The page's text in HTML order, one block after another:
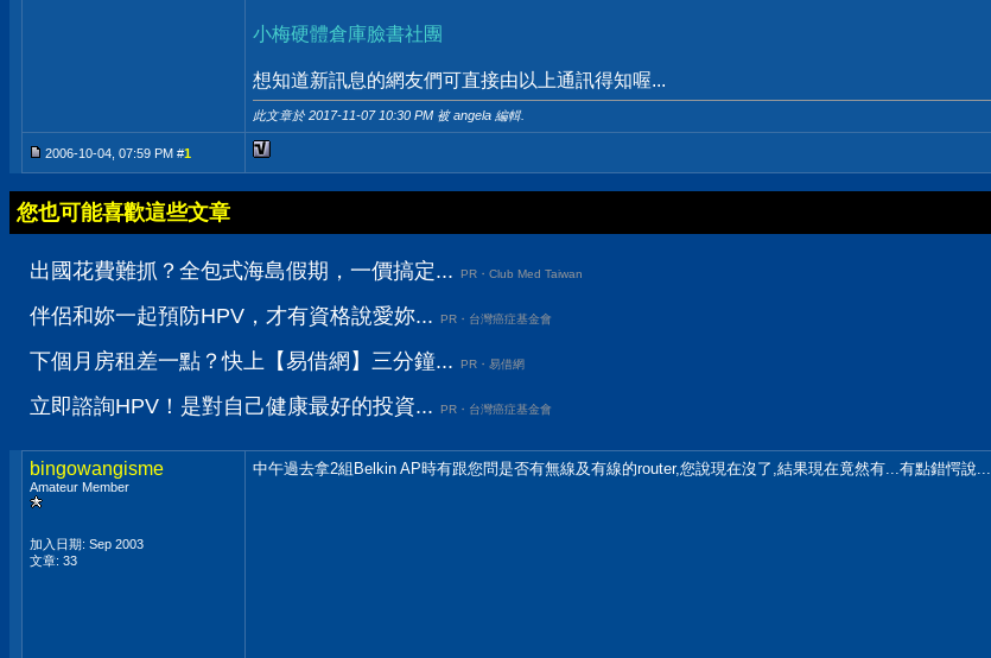
小梅硬體倉庫臉書社團
想知道新訊息的網友們可直接由以上通訊得知喔...
此文章於 2017-11-07 10:30 PM 被 angela 編輯.
2006-10-04, 07:59 PM #1
您也可能喜歡這些文章
出國花費難抓？全包式海島假期，一價搞定... PR・Club Med Taiwan
伴侶和妳一起預防HPV，才有資格說愛妳... PR・台灣癌症基金會
下個月房租差一點？快上【易借網】三分鐘... PR・易借網
立即諮詢HPV！是對自己健康最好的投資... PR・台灣癌症基金會
bingowangisme
Amateur Member
加入日期: Sep 2003
文章: 33
中午過去拿2組Belkin AP時有跟您問是否有無線及有線的router,您說現在沒了,結果現在竟然有...有點錯愕說...